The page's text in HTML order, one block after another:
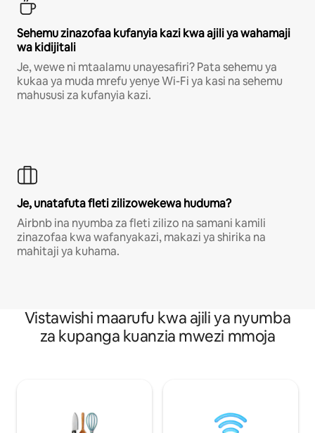
Sehemu zinazofaa kufanyia kazi kwa ajili ya wahamaji
wa kidijitali
Je, wewe ni mtaalamu unayesafiri? Pata sehemu ya
kukaa ya muda mrefu yenye Wi-Fi ya kasi na sehemu
mahususi za kufanyia kazi.
Je, unatafuta fleti zilizowekewa huduma?
Airbnb ina nyumba za fleti zilizo na samani kamili
zinazofaa kwa wafanyakazi, makazi ya shirika na
mahitaji ya kuhama.
Vistawishi maarufu kwa ajili ya nyumba
za kupanga kuanzia mwezi mmoja